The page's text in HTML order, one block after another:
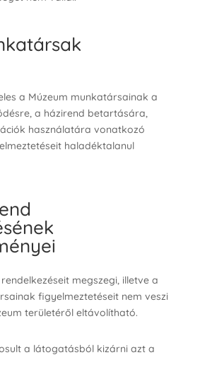
a Múzeum munkatársainak a
a házirend betartására,
használatára vonatkozó
haladéktalanul
megszegi, illetve a
figyelmeztetéseit nem veszi
területéről eltávolítható.
a látogatásból kizárni azt a